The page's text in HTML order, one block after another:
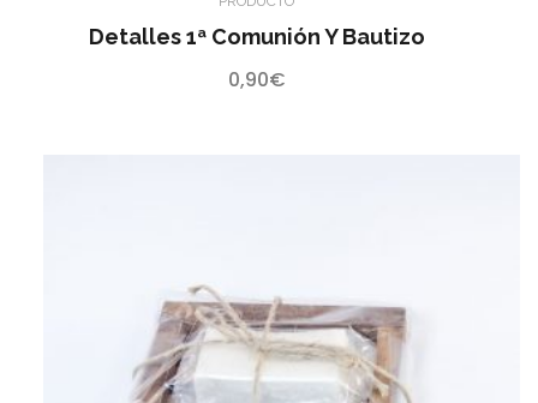
Detalles 1ª Comunión Y Bautizo
0,90€